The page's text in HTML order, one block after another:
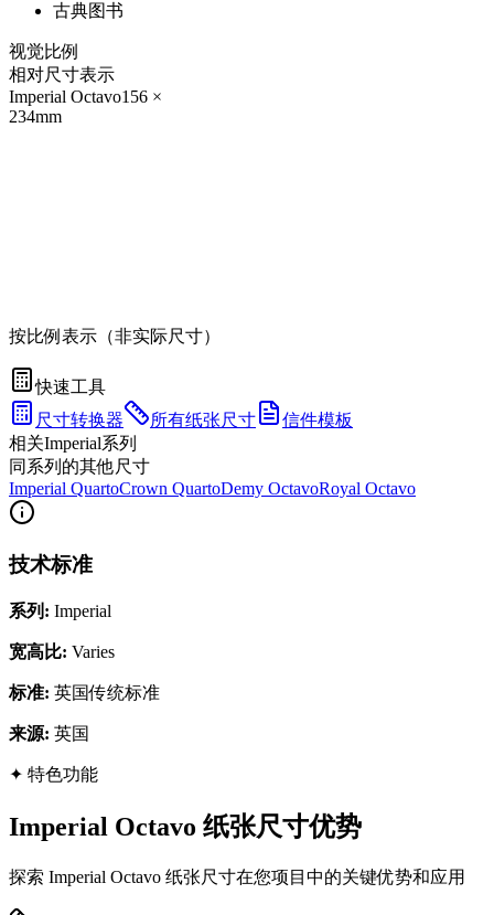
古典图书
视觉比例
相对尺寸表示
Imperial Octavo156 ×
234mm
按比例表示（非实际尺寸）
快速工具
尺寸转换器
所有纸张尺寸
信件模板
相关Imperial系列
同系列的其他尺寸
Imperial QuartoCrown QuartoDemy OctavoRoyal Octavo
技术标准
系列 : Imperial
宽高比: Varies
标准: 英国传统标准
来源: 英国
✦ 特色功能
Imperial Octavo 纸张尺寸优势
探索 Imperial Octavo 纸张尺寸在您项目中的关键优势和应用